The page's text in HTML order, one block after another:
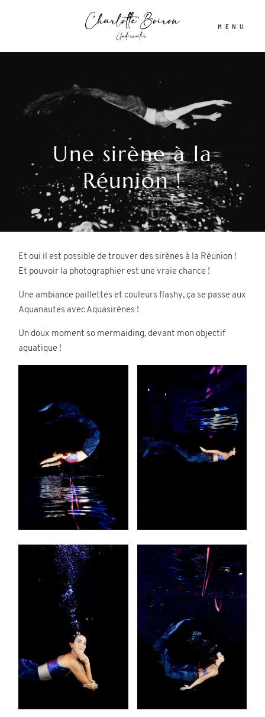
MENU
Une sirène à la
Réunion !
Et oui il est possible de trouver des sirènes à la Réunion !
Et pouvoir la photographier est une vraie chance !
Une ambiance paillettes et couleurs flashy, ça se passe aux
Aquanautes avec Aquasirènes !
Un doux moment so mermaiding, devant mon objectif
aquatique !
Shooting aquatique
Tirages d’Art & Affiches
©2026 COPYRIGHT Charlotte Boiron
Photography